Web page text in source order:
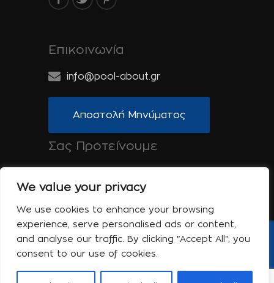
We value your privacy
We use cookies to enhance your browsing
experience, serve personalised ads or content,
and analyse our traffic. By clicking "Accept All", you
consent to our use of cookies.
Επικοινωνία
info@pool-about.gr
Αποστολή Μηνύματος
Σας Προτείνουμε
Tinos-About.gr: Ανακαλύψτε την Τήνο
Copyright © 2017 Pool About | Powered
by Shell-iT